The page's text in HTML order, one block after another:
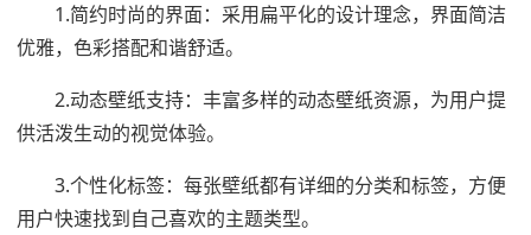
1.简约时尚的界面：采用扁平化的设计理念，界面简洁
优雅，色彩搭配和谐舒适。
2.动态壁纸支持：丰富多样的动态壁纸资源，为用户提
供活泼生动的视觉体验。
3.个性化标签：每张壁纸都有详细的分类和标签，方便
用户快速找到自己喜欢的主题类型。